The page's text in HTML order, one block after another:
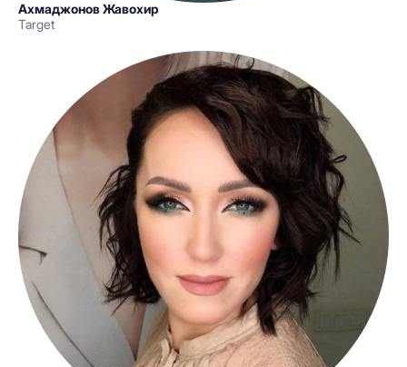
Ахмаджонов Жавохир
Target